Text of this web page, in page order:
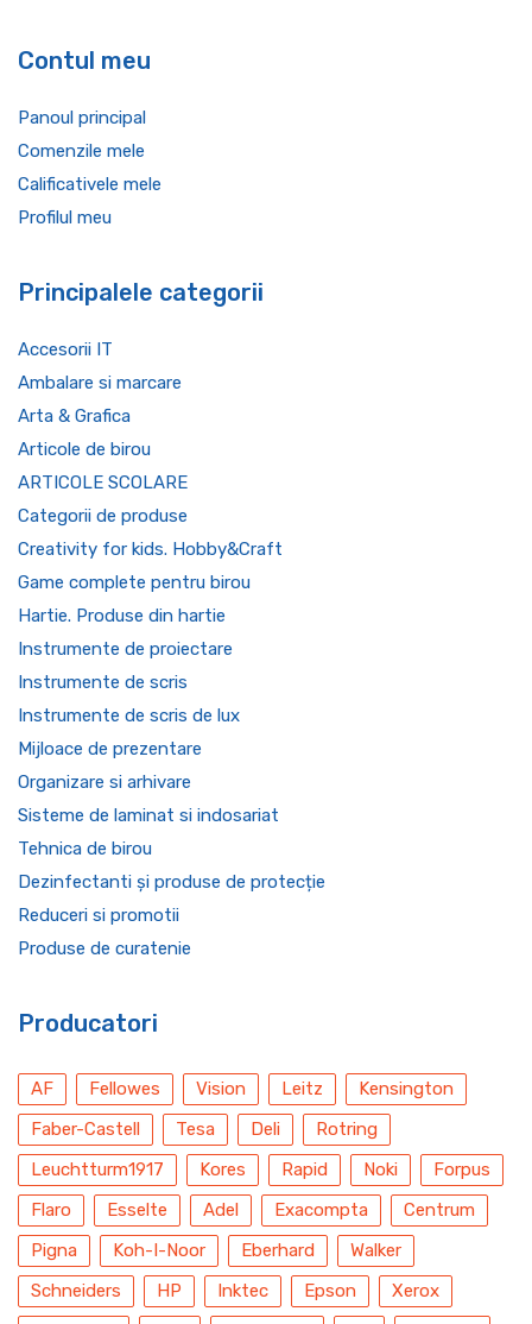
Contul meu
Panoul principal
Comenzile mele
Calificativele mele
Profilul meu
Principalele categorii
Accesorii IT
Ambalare si marcare
Arta & Grafica
Articole de birou
ARTICOLE SCOLARE
Categorii de produse
Creativity for kids. Hobby&Craft
Game complete pentru birou
Hartie. Produse din hartie
Instrumente de proiectare
Instrumente de scris
Instrumente de scris de lux
Mijloace de prezentare
Organizare si arhivare
Sisteme de laminat si indosariat
Tehnica de birou
Dezinfectanti și produse de protecție
Reduceri si promotii
Produse de curatenie
Producatori
AF Fellowes Vision Leitz
Kensington
Faber-Castell
Tesa Deli
Rotring
Leuchtturm1917
Kores Rapid Noki
Forpus
Flaro
Esselte Adel Exacompta
Centrum
Pigna
Koh-I-Noor Eberhard
Walker
Schneiders
HP Inktec Epson
Xerox